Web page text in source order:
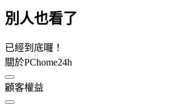
別人也看了
已經到底囉！
關於PChome24h
顧客權益